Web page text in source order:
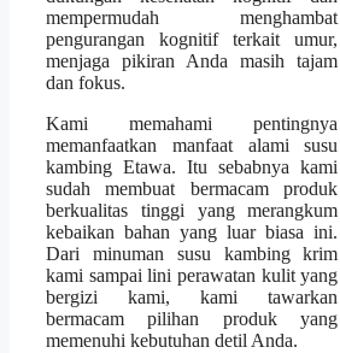
mempermudah menghambat
pengurangan kognitif terkait umur,
menjaga pikiran Anda masih tajam
dan fokus.
Kami memahami pentingnya
memanfaatkan manfaat alami susu
kambing Etawa. Itu sebabnya kami
sudah membuat bermacam produk
berkualitas tinggi yang merangkum
kebaikan bahan yang luar biasa ini.
Dari minuman susu kambing krim
kami sampai lini perawatan kulit yang
bergizi kami, kami tawarkan
bermacam pilihan produk yang
memenuhi kebutuhan detil Anda.